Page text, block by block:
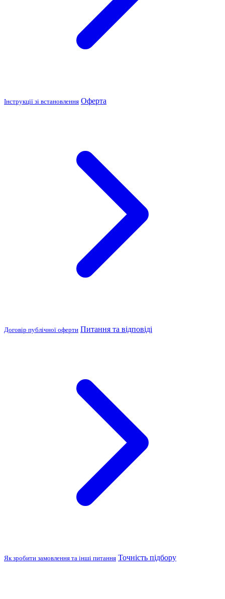
Інструкції зі встановлення Оферта
Договір публічної оферти Питання та відповіді
Як зробити замовлення та інші питання Точність підбору